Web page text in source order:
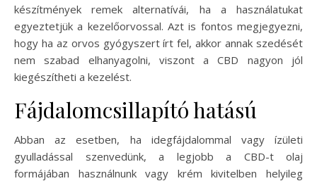
készítmények remek alternatívái, ha a használatukat
egyeztetjük a kezelőorvossal. Azt is fontos megjegyezni,
hogy ha az orvos gyógyszert írt fel, akkor annak szedését
nem szabad elhanyagolni, viszont a CBD nagyon jól
kiegészítheti a kezelést.
Fájdalomcsillapító hatású
Abban az esetben, ha idegfájdalommal vagy ízületi
gyulladással szenvedünk, a legjobb a CBD-t olaj
formájában használnunk vagy krém kivitelben helyileg